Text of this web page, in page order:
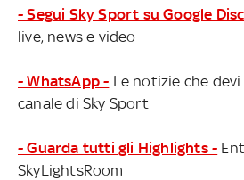
- Segui Sky Sport su Google
live, news e video
- WhatsApp - Le notizie che
canale di Sky Sport
- Guarda tutti gli Highlights -
SkyLightsRoom